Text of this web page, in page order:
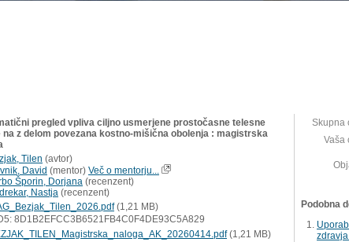
pregled vpliva ciljno usmerjene prostočasne telesne
na z delom povezana kostno-mišična obolenja : magistrska
Tilen (avtor)
David (mentor) Več o mentorju...
Šporin, Dorjana (recenzent)
Nastja (recenzent)
(1,21 MB)
8D1B2EFCC3B6521FB4C0F4DE93C5A829
(1,21 MB)
Skupna
Vaša
Podobna